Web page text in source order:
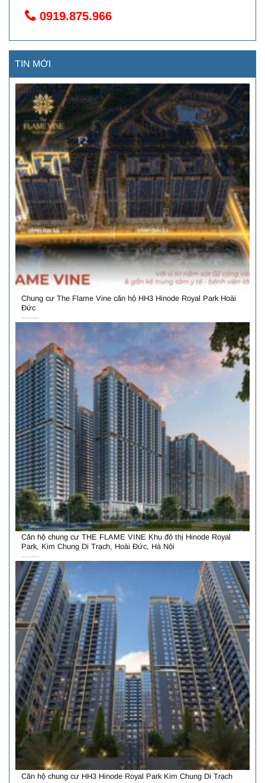
0919.875.966
TIN MỚI
Chung cư The Flame Vine căn hộ HH3 Hinode Royal Park Hoài
Đức
Căn hộ chung cư THE FLAME VINE Khu đô thị Hinode Royal
Park, Kim Chung Di Trạch, Hoài Đức, Hà Nội
Căn hộ chung cư HH3 Hinode Royal Park Kim Chung Di Trạch